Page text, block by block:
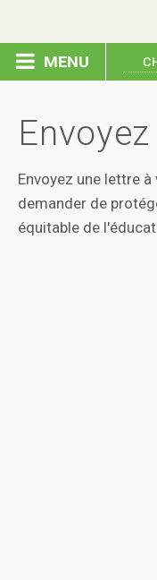
menu
enjeux
Envoyez une lettre
demander de
équitable de